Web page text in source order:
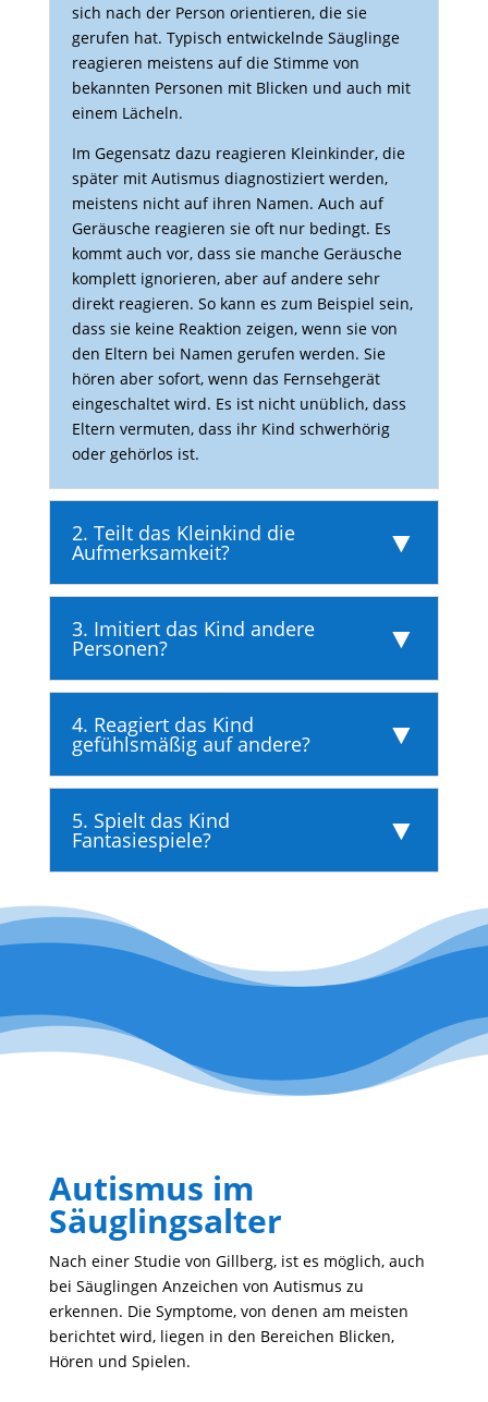
sich nach der Person orien­tieren, die sie
gerufen hat. Typisch entwi­ckelnde Säug­linge
reagieren meis­tens auf die Stimme von
bekannten Personen mit Blicken und auch mit
einem Lächeln.
Im Gegen­satz dazu reagieren Klein­kinder, die
später mit Autismus diagnos­ti­ziert werden,
meis­tens nicht auf ihren Namen. Auch auf
Geräu­sche reagieren sie oft nur bedingt. Es
kommt auch vor, dass sie manche Geräu­sche
komplett igno­rieren, aber auf andere sehr
direkt reagieren. So kann es zum Beispiel sein,
dass sie keine Reak­tion zeigen, wenn sie von
den Eltern bei Namen gerufen werden. Sie
hören aber sofort, wenn das Fern­seh­gerät
einge­schaltet wird. Es ist nicht unüb­lich, dass
Eltern vermuten, dass ihr Kind schwer­hörig
oder gehörlos ist.
2. Teilt das Kleinkind die
Aufmerksamkeit?
3. Imitiert das Kind andere
Personen?
4. Reagiert das Kind
gefühlsmäßig auf andere?
5. Spielt das Kind
Fantasiespiele?
Autismus im
Säuglingsalter
Nach einer Studie von Gill­berg, ist es möglich, auch
bei Säug­lingen Anzei­chen von Autismus zu
erkennen. Die Symptome, von denen am meisten
berichtet wird, liegen in den Berei­chen Blicken,
Hören und Spielen.